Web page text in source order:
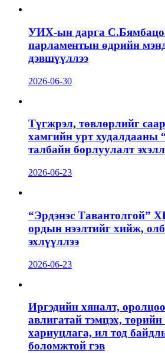
УИХ-ын дарга
парламентын өдрийн
дэвшүүллээ
2026-06-30
Түгжрэл, төвлөрлийг
хамгийн урт
талбайн борлуулалт
2026-06-23
“Эрдэнэс Тавантолгой”
ордын нээлтийг хийж,
эхлүүллээ
2026-06-23
Иргэдийн хяналт,
авлигатай тэмцэх,
хариуцлага, ил тод
боломжтой гэв